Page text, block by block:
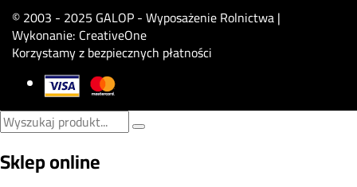
© 2003 - 2025 GALOP - Wyposażenie Rolnictwa |
Wykonanie: CreativeOne
Korzystamy z bezpiecznych płatności
Sklep online